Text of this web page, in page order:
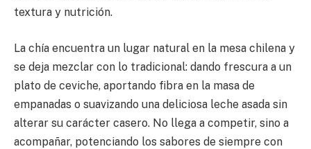
textura y nutrición.
La chía encuentra un lugar natural en la mesa chilena y
se deja mezclar con lo tradicional: dando frescura a un
plato de ceviche, aportando fibra en la masa de
empanadas o suavizando una deliciosa leche asada sin
alterar su carácter casero. No llega a competir, sino a
acompañar, potenciando los sabores de siempre con